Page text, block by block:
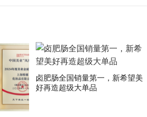
卤肥肠全国销量第一，新希望美
好再造超级大单品